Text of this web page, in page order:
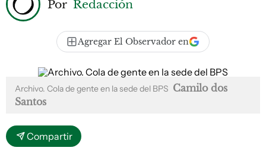
Por Redacción
Agregar El Observador en
Archivo. Cola de gente en la sede del BPS Camilo dos
Santos
Compartir